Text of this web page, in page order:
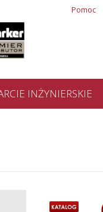
Pomoc
INŻYNIERSKIE